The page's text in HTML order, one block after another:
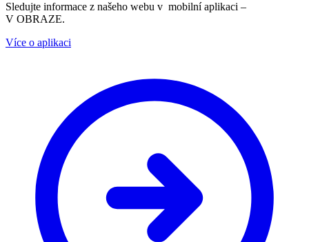
Sledujte informace z našeho webu v mobilní aplikaci –
V OBRAZE.
Více o aplikaci